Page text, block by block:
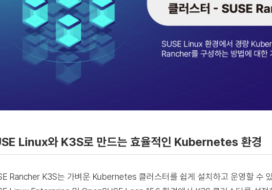
Linux와 K3S로 만드는 효율적인 Kubernetes 환경
Rancher K3S는 가벼운 Kubernetes 클러스터를 쉽게 설치하고 운영할 수